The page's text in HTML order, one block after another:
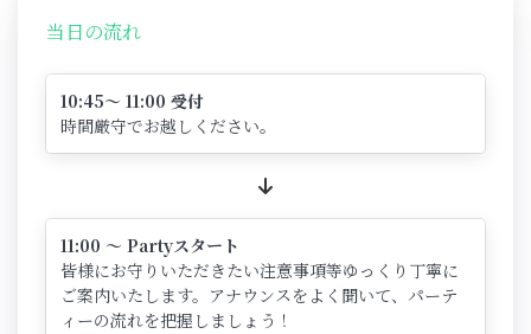
当日の流れ
10:45～ 11:00 受付
時間厳守でお越しください。
11:00 ～ Partyスタート
皆様にお守りいただきたい注意事項等ゆっくり丁寧に
ご案内いたします。アナウンスをよく聞いて、パーテ
ィーの流れを把握しましょう！